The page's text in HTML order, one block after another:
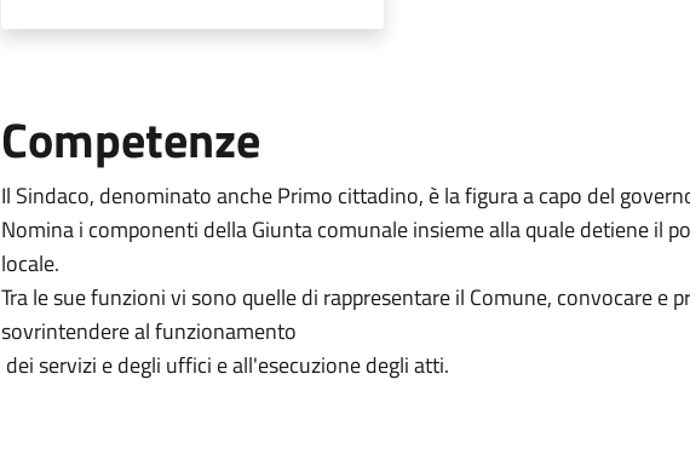
Competenze
Il Sindaco, denominato anche Primo cittadino, è la figura a capo del
Nomina i componenti della Giunta comunale insieme alla quale detiene il
locale.
Tra le sue funzioni vi sono quelle di rappresentare il Comune, convocare e
sovrintendere al funzionamento
dei servizi e degli uffici e all'esecuzione degli atti.